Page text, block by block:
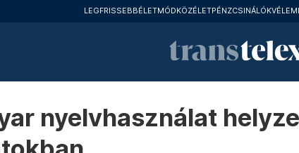
LEGFRISSEBBÉLETMÓDKÖZÉLETPÉNZCSINÁLÓK
nyelvhasználat